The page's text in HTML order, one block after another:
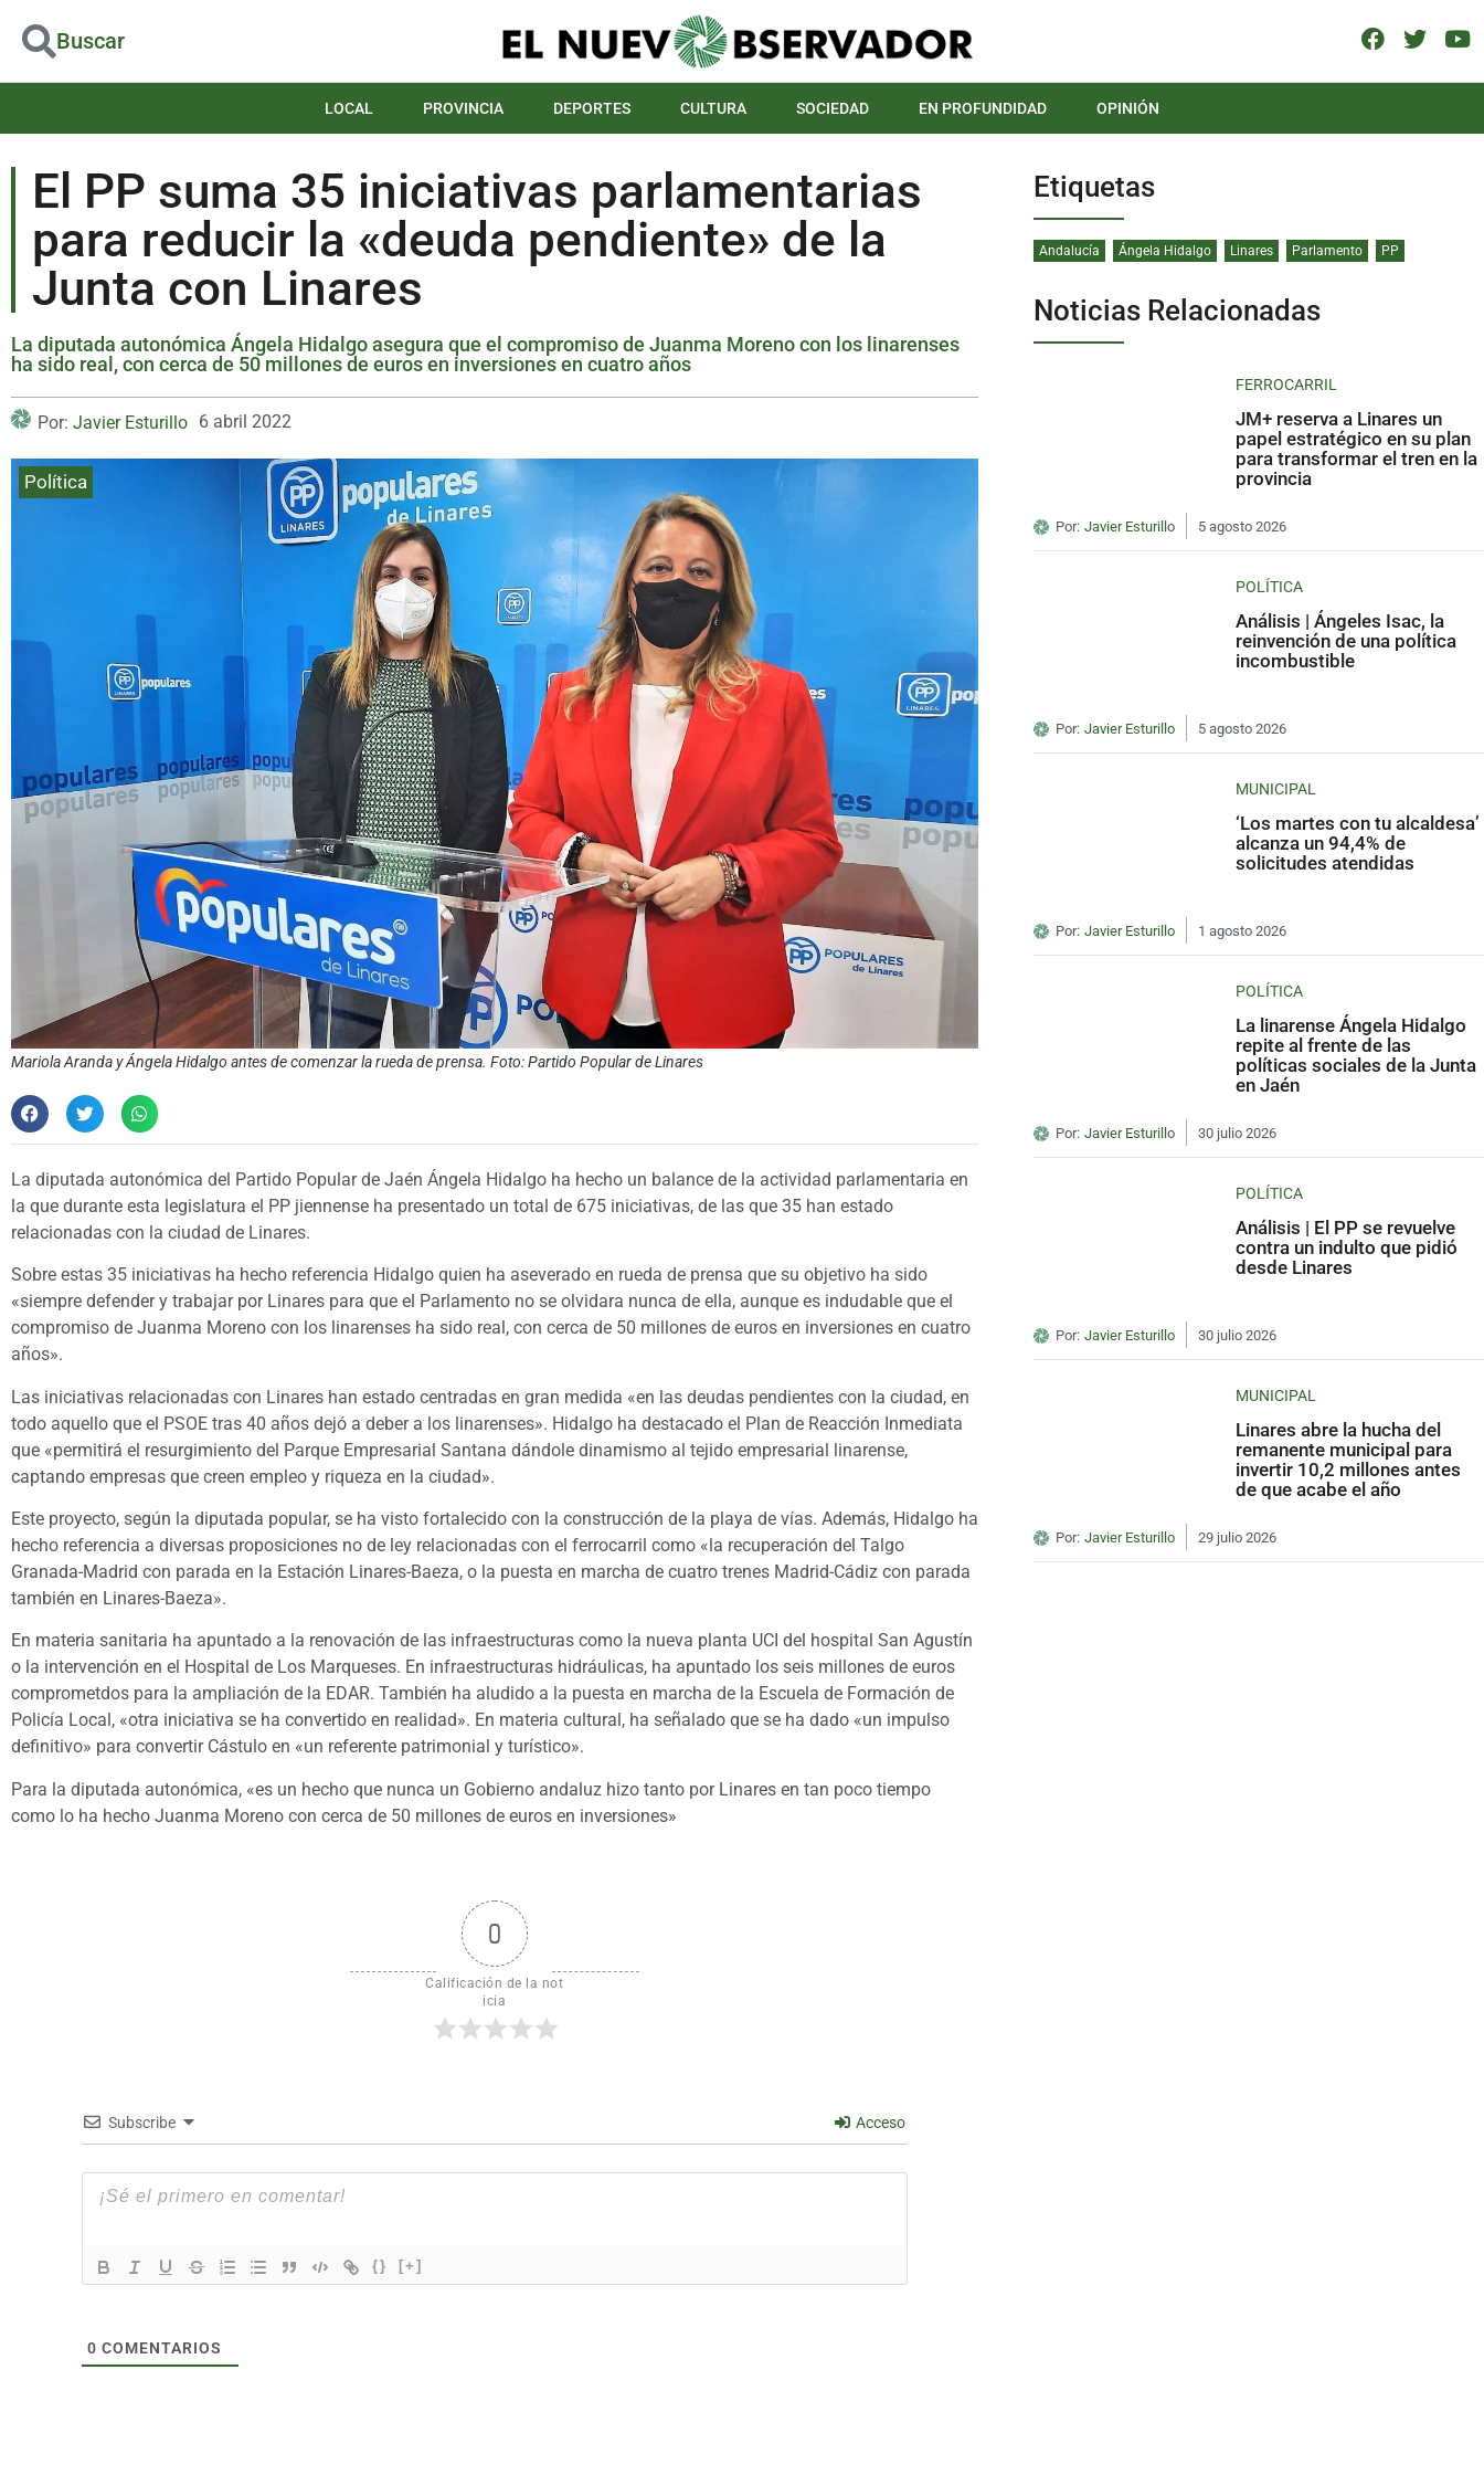
Buscar
LOCAL PROVINCIA DEPORTES CULTURA SOCIEDAD EN PROFUNDIDAD OPINIÓN
El PP suma 35 iniciativas parlamentarias
para reducir la «deuda pendiente» de la
Junta con Linares
La diputada autonómica Ángela Hidalgo asegura que el compromiso de Juanma Moreno con los linarenses
ha sido real, con cerca de 50 millones de euros en inversiones en cuatro años
Por: Javier Esturillo 6 abril 2022
Política
Mariola Aranda y Ángela Hidalgo antes de comenzar la rueda de prensa. Foto: Partido Popular de Linares
La diputada autonómica del Partido Popular de Jaén Ángela Hidalgo ha hecho un balance de la actividad parlamentaria en
la que durante esta legislatura el PP jiennense ha presentado un total de 675 iniciativas, de las que 35 han estado
relacionadas con la ciudad de Linares.
Sobre estas 35 iniciativas ha hecho referencia Hidalgo quien ha aseverado en rueda de prensa que su objetivo ha sido
«siempre defender y trabajar por Linares para que el Parlamento no se olvidara nunca de ella, aunque es indudable que el
compromiso de Juanma Moreno con los linarenses ha sido real, con cerca de 50 millones de euros en inversiones en cuatro
años».
Las iniciativas relacionadas con Linares han estado centradas en gran medida «en las deudas pendientes con la ciudad, en
todo aquello que el PSOE tras 40 años dejó a deber a los linarenses». Hidalgo ha destacado el Plan de Reacción Inmediata
que «permitirá el resurgimiento del Parque Empresarial Santana dándole dinamismo al tejido empresarial linarense,
captando empresas que creen empleo y riqueza en la ciudad».
Este proyecto, según la diputada popular, se ha visto fortalecido con la construcción de la playa de vías. Además, Hidalgo ha
hecho referencia a diversas proposiciones no de ley relacionadas con el ferrocarril como «la recuperación del Talgo
Granada-Madrid con parada en la Estación Linares-Baeza, o la puesta en marcha de cuatro trenes Madrid-Cádiz con parada
también en Linares-Baeza».
En materia sanitaria ha apuntado a la renovación de las infraestructuras como la nueva planta UCI del hospital San Agustín
o la intervención en el Hospital de Los Marqueses. En infraestructuras hidráulicas, ha apuntado los seis millones de euros
comprometdos para la ampliación de la EDAR. También ha aludido a la puesta en marcha de la Escuela de Formación de
Policía Local, «otra iniciativa se ha convertido en realidad». En materia cultural, ha señalado que se ha dado «un impulso
definitivo» para convertir Cástulo en «un referente patrimonial y turístico».
Para la diputada autonómica, «es un hecho que nunca un Gobierno andaluz hizo tanto por Linares en tan poco tiempo
como lo ha hecho Juanma Moreno con cerca de 50 millones de euros en inversiones»
0
Calificación de la not
icia
Subscribe Acceso
{} [+]
0 COMENTARIOS
Etiquetas
Andalucía Ángela Hidalgo Linares Parlamento PP
Noticias Relacionadas
FERROCARRIL
JM+ reserva a Linares un
papel estratégico en su plan
para transformar el tren en la
provincia
Por: Javier Esturillo 5 agosto 2026
POLÍTICA
Análisis | Ángeles Isac, la
reinvención de una política
incombustible
Por: Javier Esturillo 5 agosto 2026
MUNICIPAL
‘Los martes con tu alcaldesa’
alcanza un 94,4% de
solicitudes atendidas
Por: Javier Esturillo 1 agosto 2026
POLÍTICA
La linarense Ángela Hidalgo
repite al frente de las
políticas sociales de la Junta
en Jaén
Por: Javier Esturillo 30 julio 2026
POLÍTICA
Análisis | El PP se revuelve
contra un indulto que pidió
desde Linares
Por: Javier Esturillo 30 julio 2026
MUNICIPAL
Linares abre la hucha del
remanente municipal para
invertir 10,2 millones antes
de que acabe el año
Por: Javier Esturillo 29 julio 2026